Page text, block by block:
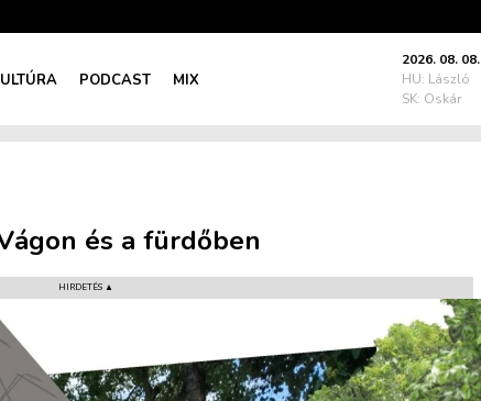
PODCAST MIX
2026. 08. 08.
HU: László
SK: Oskár
és a fürdőben
HIRDETÉS ▲